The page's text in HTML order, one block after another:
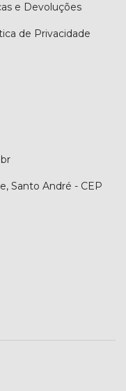
e Devoluções
de Privacidade
Santo André - CEP